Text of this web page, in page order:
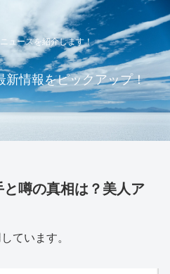
ュースを紹介します！
情報をピックアップ！
噂の真相は？美人ア
ています。